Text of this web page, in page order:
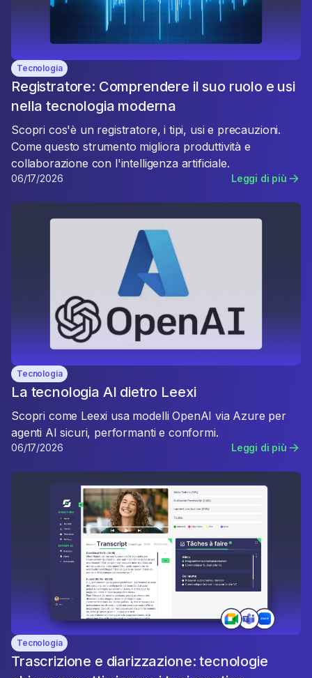
Tecnologia
Registratore: Comprendere il suo ruolo e usi
nella tecnologia moderna
Scopri cos'è un registratore, i tipi, usi e precauzioni.
Come questo strumento migliora produttività e
collaborazione con l'intelligenza artificiale.
06/17/2026 Leggi di più
Tecnologia
La tecnologia AI dietro Leexi
Scopri come Leexi usa modelli OpenAI via Azure per
agenti AI sicuri, performanti e conformi.
06/17/2026 Leggi di più
Tecnologia
Trascrizione e diarizzazione: tecnologie